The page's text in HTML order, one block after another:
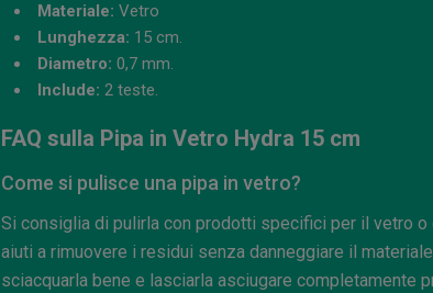
Materiale: Vetro
Lunghezza: 15 cm.
Diametro: 0,7 mm.
Include: 2 teste.
FAQ sulla Pipa in Vetro Hydra 15 cm
Come si pulisce una pipa in vetro?
Si consiglia di pulirla con prodotti specifici per il vetro o
aiuti a rimuovere i residui senza danneggiare il
sciacquarla bene e lasciarla asciugare completamente